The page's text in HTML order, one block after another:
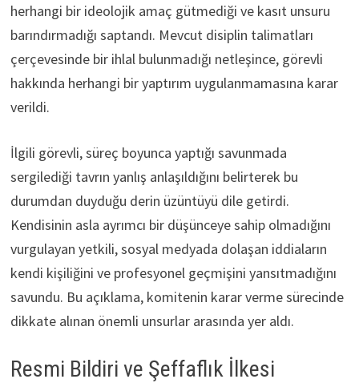
herhangi bir ideolojik amaç gütmediği ve kasıt unsuru
barındırmadığı saptandı. Mevcut disiplin talimatları
çerçevesinde bir ihlal bulunmadığı netleşince, görevli
hakkında herhangi bir yaptırım uygulanmamasına karar
verildi.
İlgili görevli, süreç boyunca yaptığı savunmada
sergilediği tavrın yanlış anlaşıldığını belirterek bu
durumdan duyduğu derin üzüntüyü dile getirdi.
Kendisinin asla ayrımcı bir düşünceye sahip olmadığını
vurgulayan yetkili, sosyal medyada dolaşan iddiaların
kendi kişiliğini ve profesyonel geçmişini yansıtmadığını
savundu. Bu açıklama, komitenin karar verme sürecinde
dikkate alınan önemli unsurlar arasında yer aldı.
Resmi Bildiri ve Şeffaflık İlkesi